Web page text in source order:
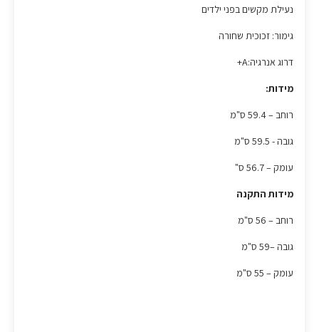
נעילת מקשים בפני ילדים
גימור: זכוכית שחורה
דרוג אנרגיה:A+
מידות:
רוחב – 59.4 ס"מ
גובה - 59.5 ס"מ
עומק – 56.7 ס"
מידות התקנה
רוחב – 56 ס"מ
גובה –59 ס"מ
עומק – 55 ס"מ